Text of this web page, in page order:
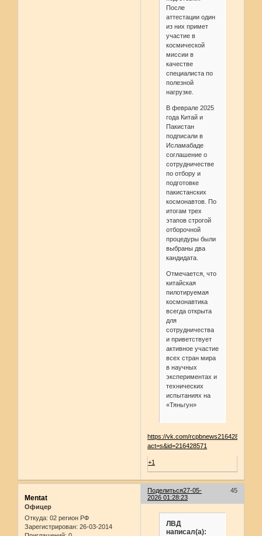
После
аттестации один
из них примет
участие в
космической
миссии в
качестве
специалиста по
полезной
нагрузке.
В феврале 2025
года Китай и
Пакистан
подписали в
Исламабаде
соглашение о
сотрудничестве
по отбору и
подготовке
пакистанских
космонавтов. По
итогам трех
этапов строгой
отборочной
процедуры были
выбраны два
кандидата.
Отмечается, что
китайская
пилотируемая
космонавтика
всегда открыта
для
сотрудничества
и приветствует
активное участие
всех стран мира
в научных
экспериментах и
технических
испытаниях на
«Тяньгун»
https://vk.com/rcpbnews216428571?
act=s&id=216428571
+1
Поделиться 45
27-05-
2026 01:28:23
Mentat
Офицер
Откуда: 02 регион РФ
Зарегистрирован: 26-03-2014
ЛВД
написал(а):